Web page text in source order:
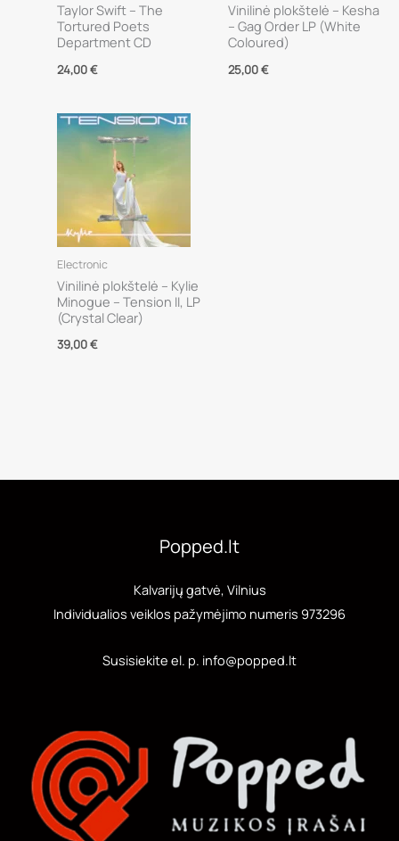
Taylor Swift – The
Tortured Poets
Department CD
24,00€
Vinilinė plokštelė – Kesha
– Gag Order LP (White
Coloured)
25,00€
Electronic
Vinilinė plokštelė – Kylie
Minogue – Tension II, LP
(Crystal Clear)
39,00€
Popped.lt
Kalvarijų gatvė, Vilnius
Individualios veiklos pažymėjimo numeris 973296
Susisiekite el. p. info@popped.lt